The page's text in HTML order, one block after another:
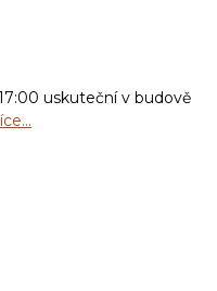
uskuteční v budově